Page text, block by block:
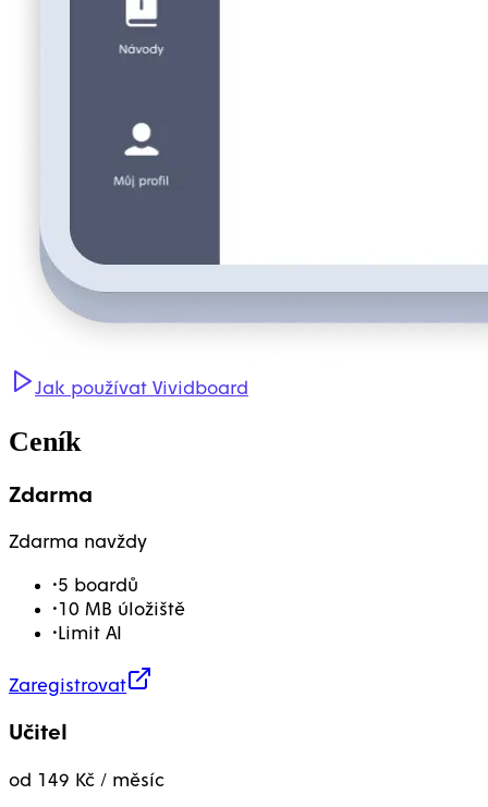
Jak používat Vividboard
Ceník
Zdarma
Zdarma navždy
•5 boardů
•10 MB úložiště
• Limit AI
Zaregistrovat
Učitel
od 149 Kč / měsíc